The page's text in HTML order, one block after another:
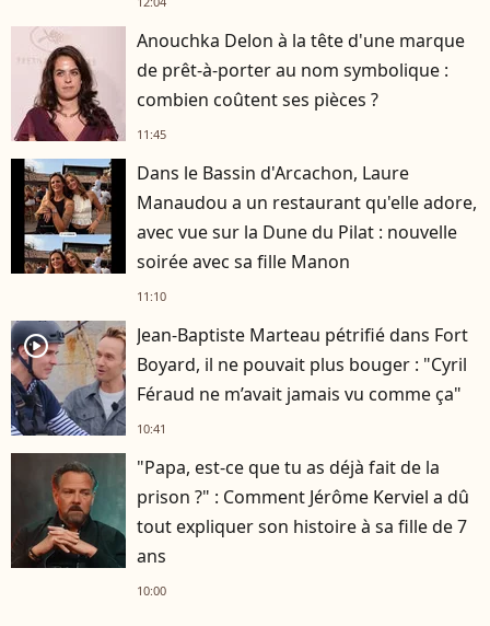
Anouchka Delon à la tête d'une marque
de prêt-à-porter au nom symbolique :
combien coûtent ses pièces ?
11:45
Dans le Bassin d'Arcachon, Laure
Manaudou a un restaurant qu'elle adore,
avec vue sur la Dune du Pilat : nouvelle
soirée avec sa fille Manon
11:10
player2
Jean-Baptiste Marteau pétrifié dans Fort
Boyard, il ne pouvait plus bouger : "Cyril
Féraud ne m’avait jamais vu comme ça"
10:41
"Papa, est-ce que tu as déjà fait de la
prison ?" : Comment Jérôme Kerviel a dû
tout expliquer son histoire à sa fille de 7
ans
10:00